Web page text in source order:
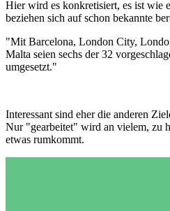
Hier wird es konkretisiert, es ist wie
beziehen sich auf schon bekannte
"Mit Barcelona, London City,
Malta seien sechs der 32
umgesetzt."
Interessant sind eher die anderen
Nur "gearbeitet" wird an vielem, zu
etwas rumkommt.